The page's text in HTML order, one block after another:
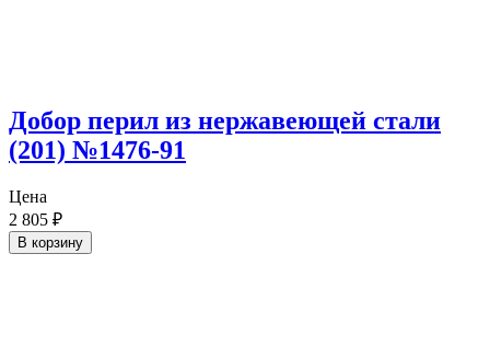
Добор перил из нержавеющей стали
(201) №1476-91
Цена
2 805 ₽
В корзину